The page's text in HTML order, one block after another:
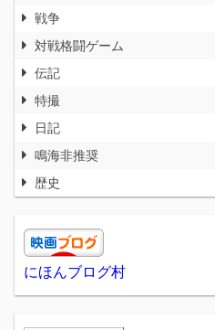
戦争
対戦格闘ゲーム
伝記
特撮
日記
鳴海非推奨
歴史
にほんブログ村